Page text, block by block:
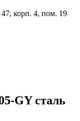
корп. 4, пом. 19
GY сталь